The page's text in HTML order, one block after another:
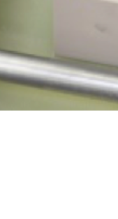
何十
何千ものアプリケーシ
具を設計
•エクスツルードホー